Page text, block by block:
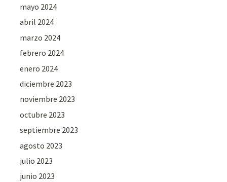
mayo 2024
abril 2024
marzo 2024
febrero 2024
enero 2024
diciembre 2023
noviembre 2023
octubre 2023
septiembre 2023
agosto 2023
julio 2023
junio 2023